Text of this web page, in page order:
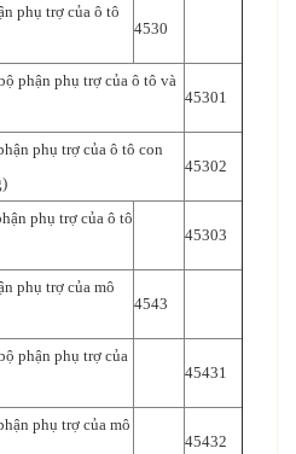
phụ trợ của ô tô
4530
phận phụ trợ của ô tô và
45301
phụ trợ của ô tô con
45302
phụ trợ của ô tô
45303
phụ trợ của mô
4543
phận phụ trợ của
45431
phụ trợ của mô
45432